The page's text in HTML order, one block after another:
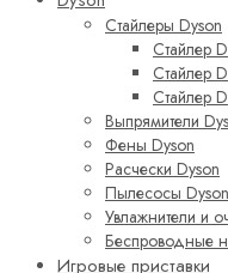
Стайлеры Dyson
Стайлер
Стайлер
Стайлер
Выпрямители
Фены Dyson
Расчески Dyson
Пылесосы Dyson
Увлажнители и
Беспроводные
Игровые приставки